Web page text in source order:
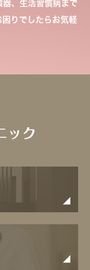
、生活習慣病まで
りでしたらお気軽